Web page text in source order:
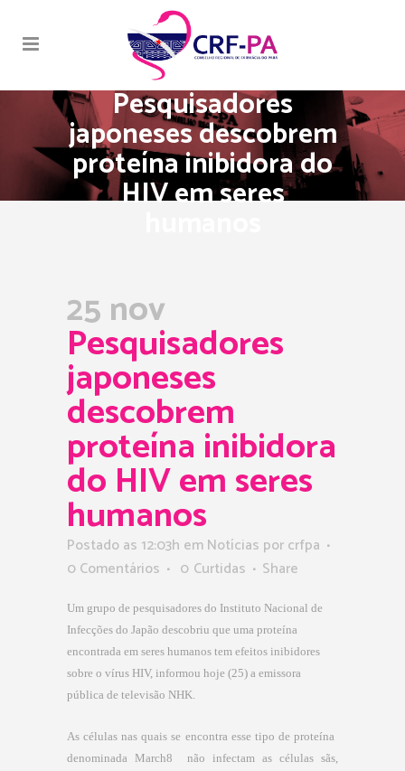
Pesquisadores
japoneses descobrem
proteína inibidora do
HIV em seres
25 nov
Pesquisadores
japoneses
descobrem
proteína inibidora
do HIV em seres
humanos
Postado as 12:03h emNotícias porcrfpa
0 Comentários
0 Curtidas Share
Um grupo de pesquisadores do Instituto Nacional de
Infecções do Japão descobriu que uma proteína
encontrada em seres humanos tem efeitos inibidores
sobre o vírus HIV, informou hoje (25) a emissora
pública de televisão NHK.
As células nas quais se encontra esse tipo de proteína 
denominada March8  não infectam as células sãs,